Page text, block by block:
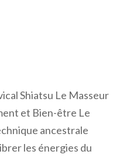
Shiatsu Le Masseur
et Bien-être Le
ancestrale
les énergies du